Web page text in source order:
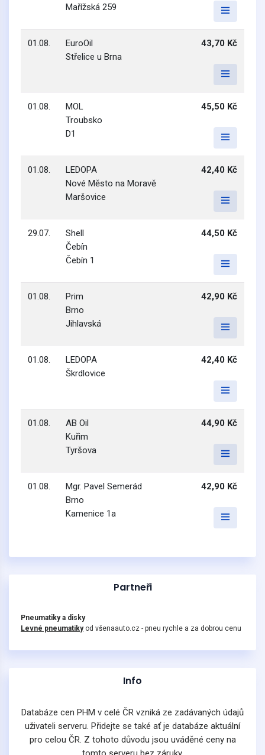
Mařížská 259
01.08.
EuroOil
Střelice u Brna
43,70 Kč
01.08.
MOL
Troubsko
D1
45,50 Kč
01.08.
LEDOPA
Nové Město na Moravě
Maršovice
42,40 Kč
29.07.
Shell
Čebín
Čebín 1
44,50 Kč
01.08.
Prim
Brno
Jihlavská
42,90 Kč
01.08.
LEDOPA
Škrdlovice
42,40 Kč
01.08.
AB Oil
Kuřim
Tyršova
44,90 Kč
01.08.
Mgr. Pavel Semerád
Brno
Kamenice 1a
42,90 Kč
Partneři
Pneumatiky a disky
Levné pneumatikyod všenaauto.cz - pneu rychle a za dobrou cenu
Info
Databáze cen PHM v celé ČR vzniká ze zadávaných údajů
uživateli serveru. Přidejte se také ať je databáze aktuální
pro celou ČR. Z tohoto důvodu jsou uváděné ceny na